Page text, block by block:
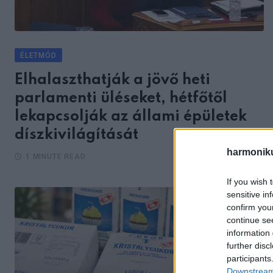
If you wish
sensitive
confirm
continue
information
further
ÉLETMÓD
Elhalaszthatják a jövő heti
parlamenti üléseket, hétfőtől
lekapcsolják az állami épületek
díszkivilágítását